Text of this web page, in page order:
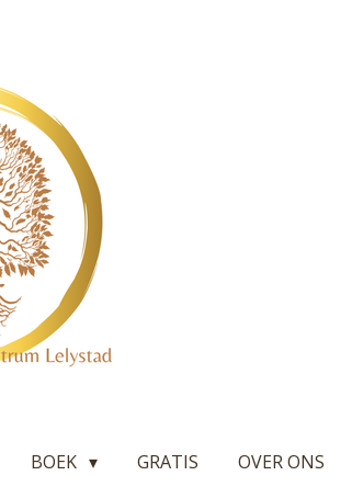
BOEK GRATIS OVER ONS